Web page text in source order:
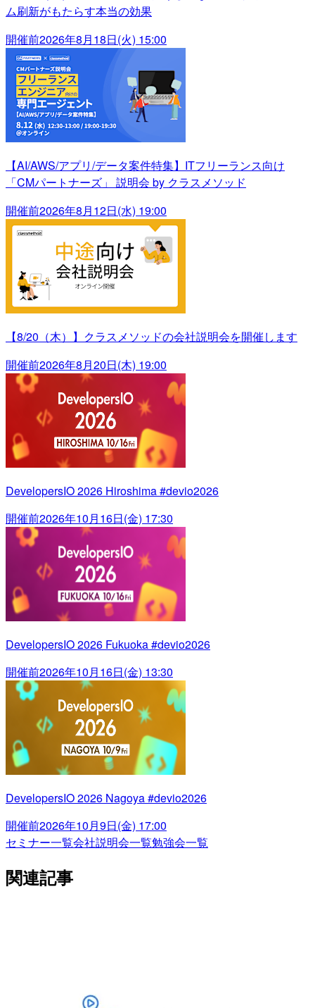
ム刷新がもたらす本当の効果
開催前2026年8月18日(火) 15:00
【AI/AWS/アプリ/データ案件特集】ITフリーランス向け
「CMパートナーズ」 説明会 by クラスメソッド
開催前2026年8月12日(水) 19:00
【8/20（木）】クラスメソッドの会社説明会を開催します
開催前2026年8月20日(木) 19:00
DevelopersIO 2026 Hiroshima #devio2026
開催前2026年10月16日(金) 17:30
DevelopersIO 2026 Fukuoka #devio2026
開催前2026年10月16日(金) 13:30
DevelopersIO 2026 Nagoya #devio2026
開催前2026年10月9日(金) 17:00
セミナー一覧会社説明会一覧勉強会一覧
関連記事